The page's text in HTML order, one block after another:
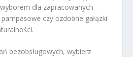
dla zapracowanych
czy ozdobne gałązki
bezobsługowych, wybierz